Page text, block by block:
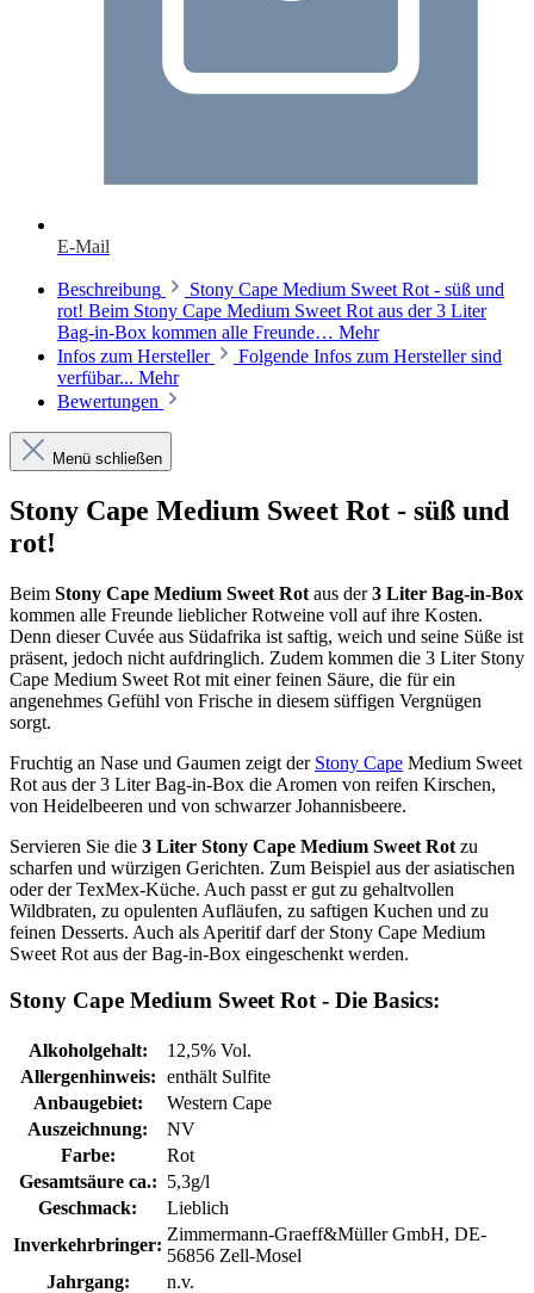
E-Mail
Beschreibung
Stony Cape Medium Sweet Rot - süß und
rot! Beim Stony Cape Medium Sweet Rot aus der 3 Liter
Bag-in-Box kommen alle Freunde… Mehr
Infos zum Hersteller
Folgende Infos zum Hersteller sind
verfübar... Mehr
Bewertungen
Menü schließen
Stony Cape Medium Sweet Rot - süß und
rot!
Beim Stony Cape Medium Sweet Rot aus der3 Liter Bag-in-Box
kommen alle Freunde lieblicher Rotweine voll auf ihre Kosten.
Denn dieser Cuvée aus Südafrika ist saftig, weich und seine Süße ist
präsent, jedoch nicht aufdringlich. Zudem kommen die 3 Liter Stony
Cape Medium Sweet Rot mit einer feinen Säure, die für ein
angenehmes Gefühl von Frische in diesem süffigen Vergnügen
sorgt.
Fruchtig an Nase und Gaumen zeigt der Stony Cape Medium Sweet
Rot aus der 3 Liter Bag-in-Box die Aromen von reifen Kirschen,
von Heidelbeeren und von schwarzer Johannisbeere.
Servieren Sie die 3 Liter Stony Cape Medium Sweet Rot zu
scharfen und würzigen Gerichten. Zum Beispiel aus der asiatischen
oder der TexMex-Küche. Auch passt er gut zu gehaltvollen
Wildbraten, zu opulenten Aufläufen, zu saftigen Kuchen und zu
feinen Desserts. Auch als Aperitif darf der Stony Cape Medium
Sweet Rot aus der Bag-in-Box eingeschenkt werden.
Stony Cape Medium Sweet Rot - Die Basics:
Alkoholgehalt:
12,5% Vol.
Allergenhinweis: enthält Sulfite
Anbaugebiet:
Western Cape
Auszeichnung:
NV
Farbe:
Rot
Gesamtsäure ca.: 5,3g/l
Geschmack:
Lieblich
Inverkehrbringer:
Zimmermann-Graeff&Müller GmbH, DE-
56856 Zell-Mosel
Jahrgang:
n.v.